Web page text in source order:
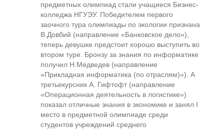
предметных олимпиад стали учащиеся Бизнес-
колледжа НГУЭУ. Победителем первого
заочного тура олимпиады по экологии признана
В.Довбий (направление «Банковское дело»),
теперь девушке предстоит хорошо выступить во
втором туре. Бронзу за знания по информатике
получил Н.Медведев (направление
«Прикладная информатика (по отраслям)»). А
третьекурсник А. Гифтофт (направление
«Операционная деятельность в логистике»)
показал отличные знания в экономике и занял I
место в предметной олимпиаде среди
студентов учреждений среднего